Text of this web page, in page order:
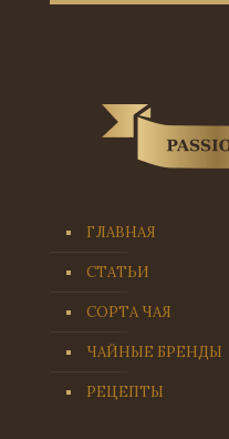
ГЛАВНАЯ
СТАТЬИ
СОРТА ЧАЯ
ЧАЙНЫЕ БРЕНДЫ
РЕЦЕПТЫ